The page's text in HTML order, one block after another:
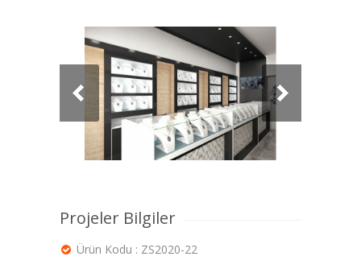
Projeler Bilgiler
Ürün Kodu : ZS2020-22